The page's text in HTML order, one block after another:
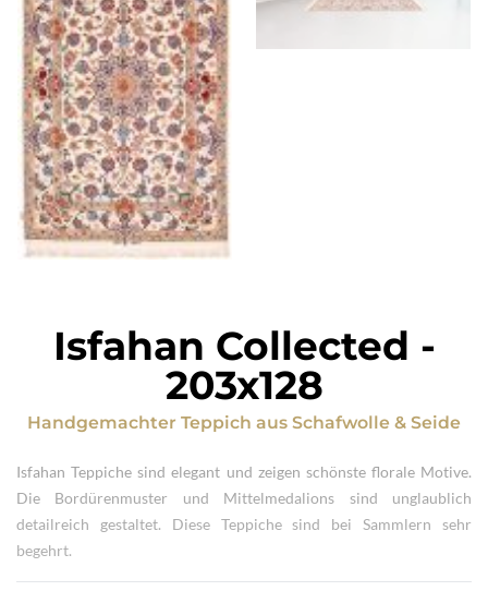
Isfahan Collected -
203x128
Handgemachter Teppich aus Schafwolle & Seide
Isfahan Teppiche sind elegant und zeigen schönste florale Motive.
Die Bordürenmuster und Mittelmedalions sind unglaublich
detailreich gestaltet. Diese Teppiche sind bei Sammlern sehr
begehrt.